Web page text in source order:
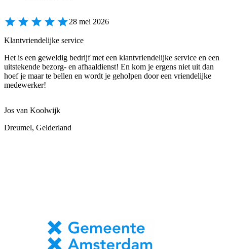
28 mei 2026
Klantvriendelijke service
Het is een geweldig bedrijf met een klantvriendelijke service en een
uitstekende bezorg- en afhaaldienst! En kom je ergens niet uit dan
hoef je maar te bellen en wordt je geholpen door een vriendelijke
medewerker!
Jos van Koolwijk
Dreumel, Gelderland